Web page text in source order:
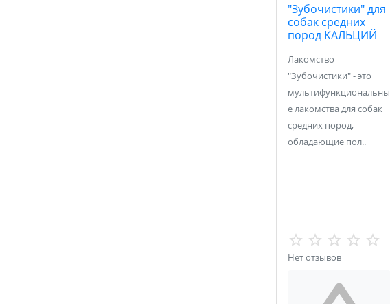
"Зубочистики" для
собак средних
пород КАЛЬЦИЙ
Лакомство
"Зубочистики" - это
мультифункциональны
е лакомства для собак
средних пород,
обладающие пол..
Нет отзывов